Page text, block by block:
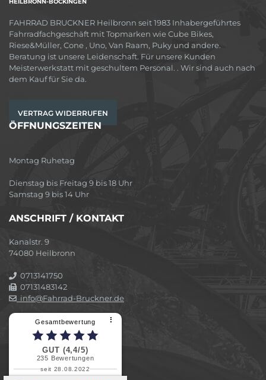
FAHRRAD BRUCKNER Heilbronn seit 1983 Inhabergeführtes
Fahrradfachgeschäft mit Topmarken wie Cube Bikes,
Riese&Müller, Cone , Uno, Van Raam, Puky und andere.
Beratung ist unsere Leidenschaft. Für unsere Kunden
Meisterwerkstatt mit geschultem Personal. . Wir sind auch nach
dem Kauf für Sie da.
VERTRAG WIDERRUFEN
ÖFFNUNGSZEITEN
Montag Ruhetag
Dienstag bis Freitag 9 bis 18 Uhr
Samstag 9 bis 14 Uhr
ANSCHRIFT / KONTAKT
Kanalstr. 9
74080 Heilbronn
0713141750
07131483142
info@Fahrrad-Bruckner.de
Gesamtbewertung ⠇
GUT (4,4/5)
235 Bewertungen
seit 28.08.2022